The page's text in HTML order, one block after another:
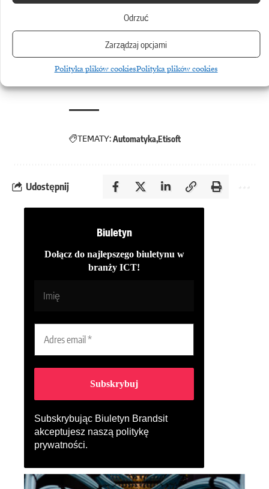
Odrzuć
Zarządzaj opcjami
Polityka plików cookiesPolityka plików cookies
oraz maszyn produkcyjnych, jak
i trwałości oraz czytelności samych
etykiet samoprzylepnych
ekspert z Etisoft.
TEMATY:Automatyka Etisoft
Udostępnij
Biuletyn
Dołącz do najlepszego biuletynu w
branży ICT!
Subskrybując Biuletyn Brandsit
akceptujesz naszą politykę
prywatności.